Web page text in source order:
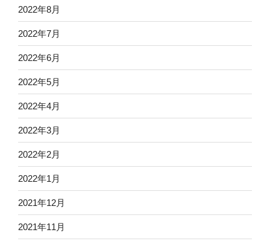
2022年8月
2022年7月
2022年6月
2022年5月
2022年4月
2022年3月
2022年2月
2022年1月
2021年12月
2021年11月